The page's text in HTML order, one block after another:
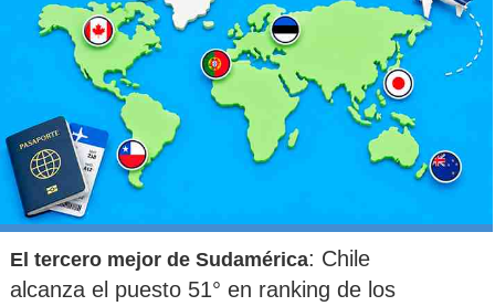
El tercero mejor de Sudamérica: Chile
alcanza el puesto 51° en ranking de los